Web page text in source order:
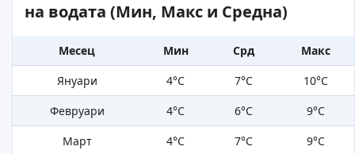
на водата (Мин, Макс и Средна)
Месец Мин Срд
Макс
Януари
4°C 7°C
10°C
Февруари
4°C 6°C
9°C
Март
4°C 7°C
9°C